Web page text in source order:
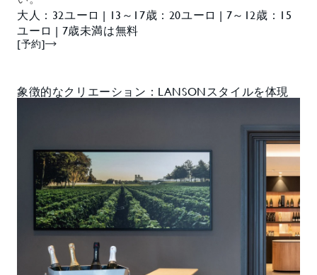
大人：32ユーロ | 13～17歳：20ユーロ | 7～12歳：15
ユーロ | 7歳未満は無料
[予約]
象徴的なクリエーション：LANSONスタイルを体現